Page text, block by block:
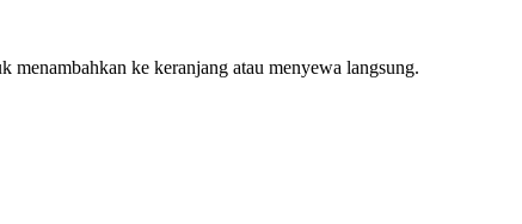
menambahkan ke keranjang atau menyewa langsung.